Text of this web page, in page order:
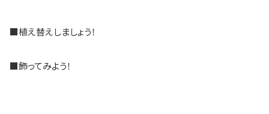
■植え替えしましょう！
■飾ってみよう！